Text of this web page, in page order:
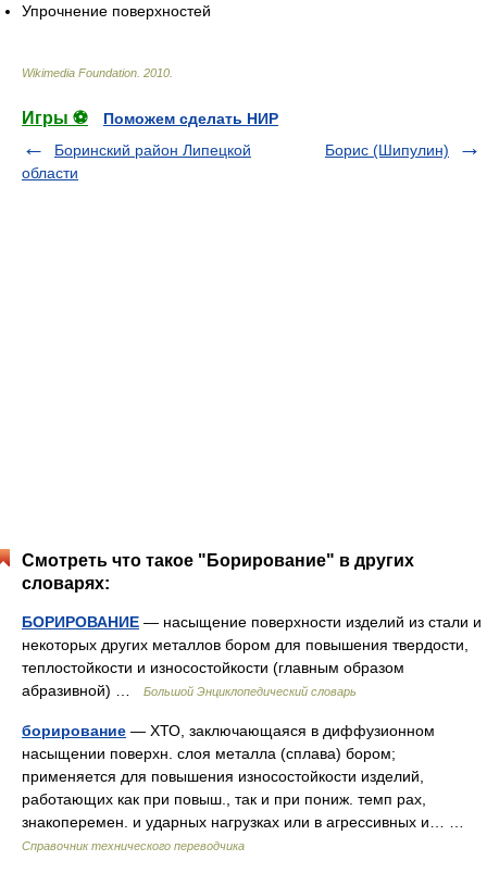
Упрочнение поверхностей
Wikimedia Foundation. 2010.
Игры ⚽
Поможем сделать НИР
Боринский район Липецкой
области
Борис (Шипулин)
Смотреть что такое "Борирование" в других
словарях:
БОРИРОВАНИЕ — насыщение поверхности изделий из стали и
некоторых других металлов бором для повышения твердости,
теплостойкости и износостойкости (главным образом
абразивной) …
Большой Энциклопедический словарь
борирование — ХТО, заключающаяся в диффузионном
насыщении поверхн. слоя металла (сплава) бором;
применяется для повышения износостойкости изделий,
работающих как при повыш., так и при пониж. темп pax,
знакоперемен. и ударных нагрузках или в агрессивных и… …
Справочник технического переводчика